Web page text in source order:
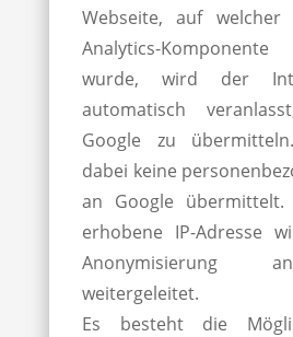
Webseite, auf welcher
Analytics-
wurde, wird der
automatisch
Google zu
dabei keine
an Google
erhobene IP-Adresse
Anonymisierung
weitergeleitet.
Es besteht die